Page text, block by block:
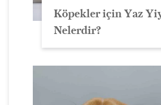
Köpekler için Yaz
Nelerdir?